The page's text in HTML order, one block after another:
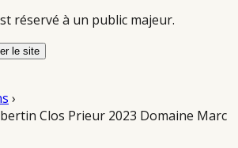
réservé à un public majeur.
le site
›
Clos Prieur 2023 Domaine Marc